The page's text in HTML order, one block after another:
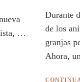
…
Durante
de los
granjas
Ahora,